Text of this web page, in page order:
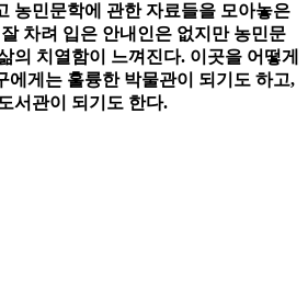
농민문학에 관한 자료들을 모아놓은
차려 입은 안내인은 없지만 농민문
의 치열함이 느껴진다. 이곳을 어떻게
에게는 훌륭한 박물관이 되기도 하고,
서관이 되기도 한다.